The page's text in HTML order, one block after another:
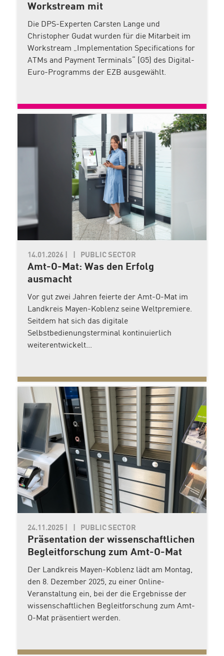
Workstream mit
Die DPS-Experten Carsten Lange und
Christopher Gudat wurden für die Mitarbeit im
Workstream „Implementation Specifications for
ATMs and Payment Terminals“ (G5) des Digital-
Euro-Programms der EZB ausgewählt.
14.01.2026 PUBLIC SECTOR
Amt-O-Mat: Was den Erfolg
ausmacht
Vor gut zwei Jahren feierte der Amt-O-Mat im
Landkreis Mayen-Koblenz seine Weltpremiere.
Seitdem hat sich das digitale
Selbstbedienungsterminal kontinuierlich
weiterentwickelt...
24.11.2025 PUBLIC SECTOR
Präsentation der wissenschaftlichen
Begleitforschung zum Amt-O-Mat
Der Landkreis Mayen-Koblenz lädt am Montag,
den 8. Dezember 2025, zu einer Online-
Veranstaltung ein, bei der die Ergebnisse der
wissenschaftlichen Begleitforschung zum Amt-
O-Mat präsentiert werden.